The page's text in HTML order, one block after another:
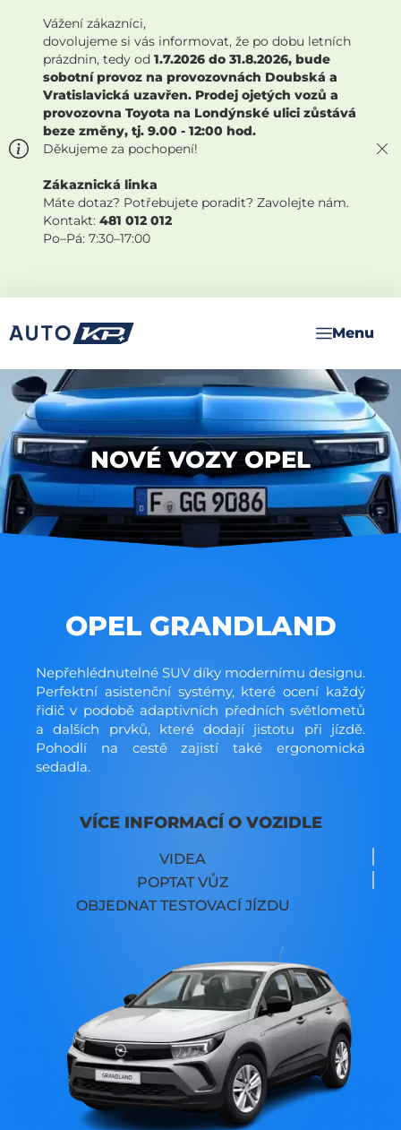
Vážení zákazníci,
dovolujeme si vás informovat, že po dobu letních
prázdnin, tedy od 1.7.2026 do 31.8.2026, bude
sobotní provoz na provozovnách Doubská a
Vratislavická uzavřen. Prodej ojetých vozů a
provozovna Toyota na Londýnské ulici zůstává
beze změny, tj. 9.00 - 12:00 hod.
Děkujeme za pochopení!
Zákaznická linka
Máte dotaz? Potřebujete poradit? Zavolejte nám.
Kontakt: 481 012 012
Po–Pá: 7:30–17:00
NOVÉ VOZY OPEL
OPEL GRANDLAND
Nepřehlédnutelné SUV díky modernímu designu.
Perfektní asistenční systémy, které ocení každý
řidič v podobě adaptivních předních světlometů
a dalších prvků, které dodají jistotu při jízdě.
Pohodlí na cestě zajistí také ergonomická
sedadla.
VÍCE INFORMACÍ O VOZIDLE
VIDEA
POPTAT VŮZ
OBJEDNAT TESTOVACÍ JÍZDU